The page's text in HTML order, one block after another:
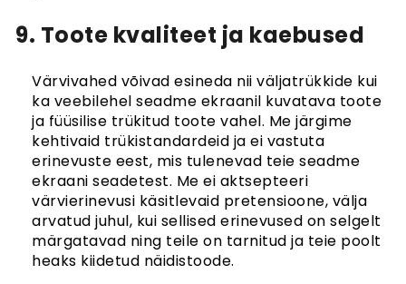
9. Toote kvaliteet ja kaebused
Värvivahed võivad esineda nii väljatrükkide kui
ka veebilehel seadme ekraanil kuvatava toote
ja füüsilise trükitud toote vahel. Me järgime
kehtivaid trükistandardeid ja ei vastuta
erinevuste eest, mis tulenevad teie seadme
ekraani seadetest. Me ei aktsepteeri
värvierinevusi käsitlevaid pretensioone, välja
arvatud juhul, kui sellised erinevused on selgelt
märgatavad ning teile on tarnitud ja teie poolt
heaks kiidetud näidistoode.